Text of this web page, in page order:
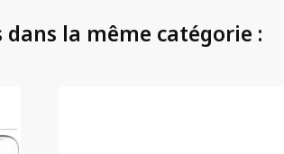
la même catégorie :